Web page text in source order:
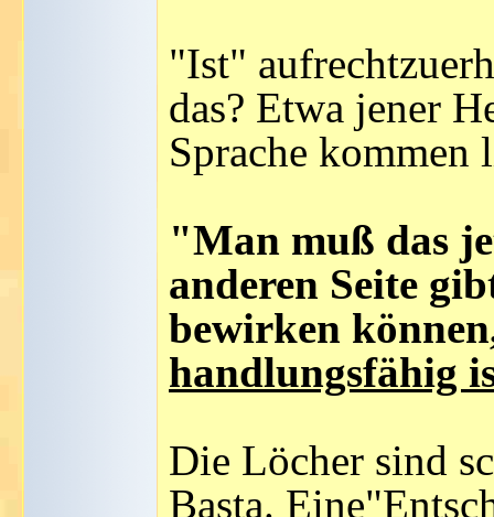
"Ist"
das? Etwa jener
Sprache kommen
"Man muß das
anderen Seite
bewirken
handlungsfähig
Die Löcher sind
Basta.